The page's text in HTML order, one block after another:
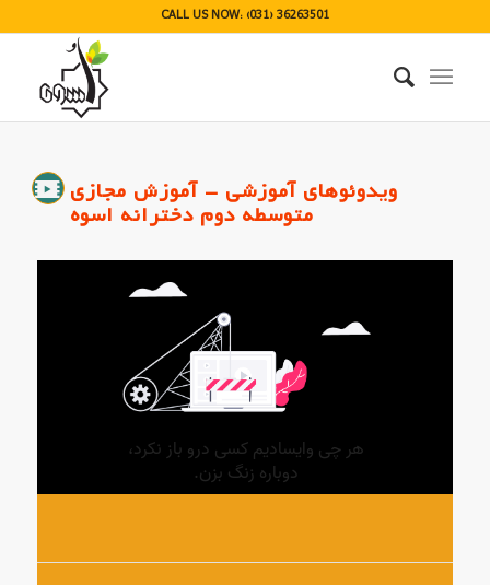
CALL US NOW: (031) 36263501
ویدوئوهای آموزشی - آموزش مجازی
متوسطه دوم دخترانه اسوه